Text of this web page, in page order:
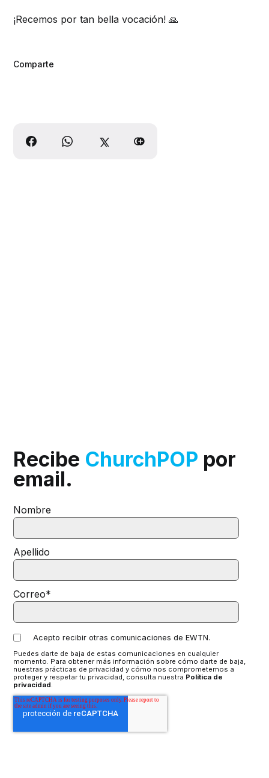
¡Recemos por tan bella vocación! 🙏
Comparte
Recibe ChurchPOP por
email.
Nombre
Apellido
Correo*
Acepto recibir otras comunicaciones de EWTN.
Puedes darte de baja de estas comunicaciones en cualquier
momento. Para obtener más información sobre cómo darte de baja,
nuestras prácticas de privacidad y cómo nos comprometemos a
proteger y respetar tu privacidad, consulta nuestra Política de
privacidad.